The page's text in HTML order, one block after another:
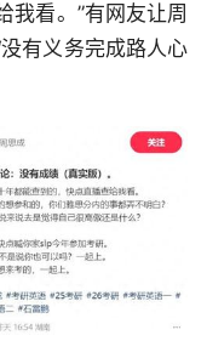
我看。”有网友让周
有义务完成路人心